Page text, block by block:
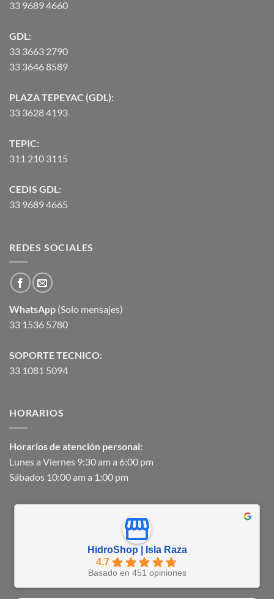
33 9689 4660
GDL:
33 3663 2790
33 3646 8589
PLAZA TEPEYAC (GDL):
33 3628 4193
TEPIC:
311 210 3115
CEDIS GDL:
33 9689 4665
REDES SOCIALES
WhatsApp (Solo mensajes)
33 1536 5780
SOPORTE TECNICO:
33 1081 5094
HORARIOS
Horarios de atención personal:
Lunes a Viernes 9:30 am a 6:00 pm
Sábados 10:00 am a 1:00 pm
HidroShop | Isla Raza
4.7
Basado en 451 opiniones